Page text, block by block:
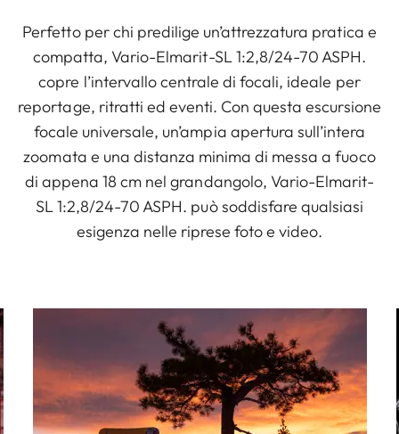
Perfetto per chi predilige un’attrezzatura pratica e
compatta, Vario-Elmarit-SL 1:2,8/24-70 ASPH.
copre l’intervallo centrale di focali, ideale per
reportage, ritratti ed eventi. Con questa escursione
focale universale, un’ampia apertura sull’intera
zoomata e una distanza minima di messa a fuoco
di appena 18 cm nel grandangolo, Vario-Elmarit-
SL 1:2,8/24-70 ASPH. può soddisfare qualsiasi
esigenza nelle riprese foto e video.